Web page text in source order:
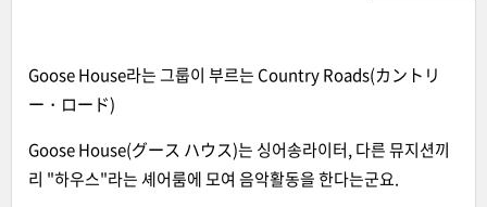
Goose House라는 그룹이 부르는 Country Roads(カントリ
ー・ロード)
Goose House(グース ハウス)는 싱어송라이터, 다른 뮤지션끼
리 "하우스"라는 셰어룸에 모여 음악활동을 한다는군요.